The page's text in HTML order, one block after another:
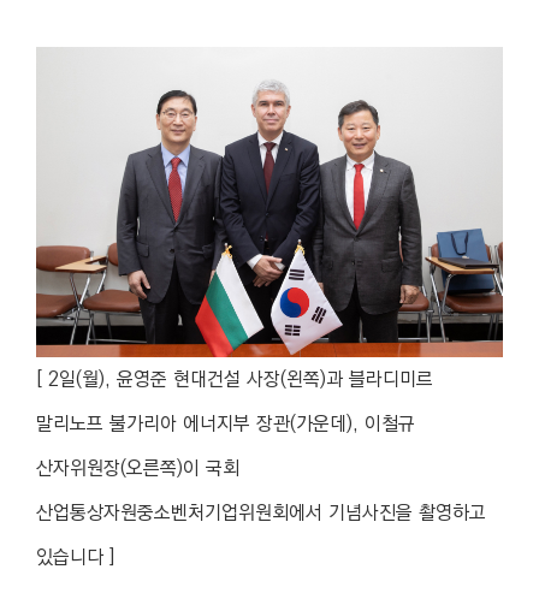
[ 2일(월), 윤영준 현대건설 사장(왼쪽)과 블라디미르
말리노프 불가리아 에너지부 장관(가운데), 이철규
산자위원장(오른쪽)이 국회
산업통상자원중소벤처기업위원회에서 기념사진을 촬영하고
있습니다 ]